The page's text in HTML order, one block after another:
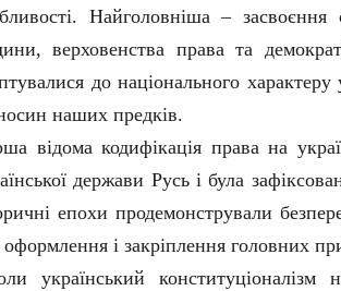
Найголовніша –
верховенства права та
до національного
наших предків.
відома кодифікація права на
держави Русь і була
епохи продемонстрували
і закріплення головних
український